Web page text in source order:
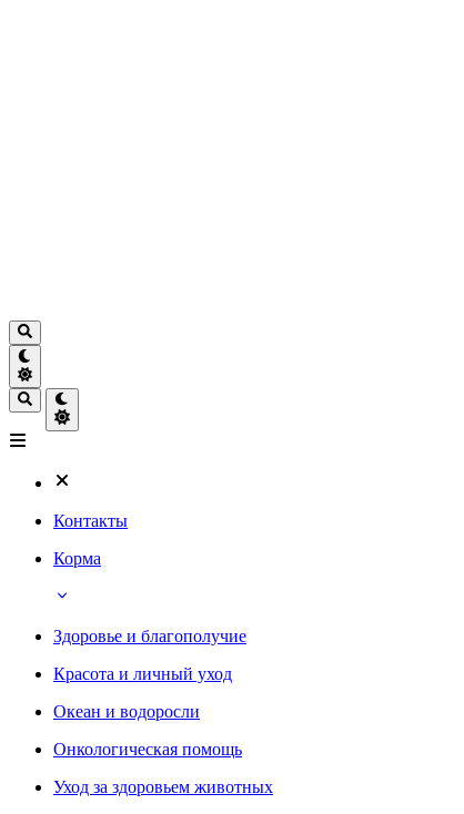
Контакты
Корма
Здоровье и благополучие
Красота и личный уход
Океан и водоросли
Онкологическая помощь
Уход за здоровьем животных